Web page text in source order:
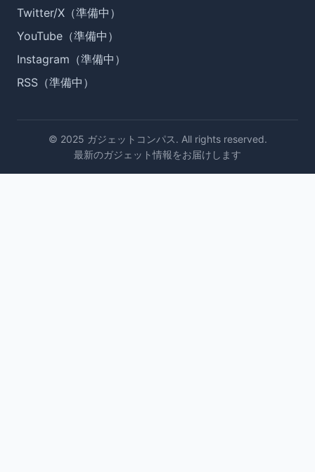
Twitter/X（準備中）
YouTube（準備中）
Instagram（準備中）
RSS（準備中）
© 2025 ガジェットコンパス. All rights reserved.
最新のガジェット情報をお届けします